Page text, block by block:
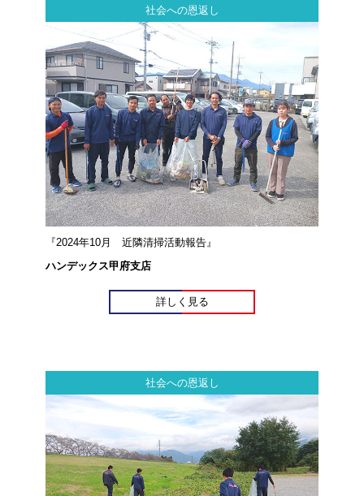
社会への恩返し
『2024年10月 近隣清掃活動報告』
ハンデックス甲府支店
詳しく見る
社会への恩返し